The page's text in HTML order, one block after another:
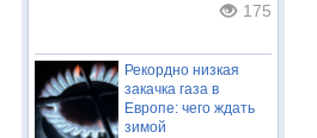
175
Рекордно низкая
закачка газа в
Европе: чего ждать
зимой